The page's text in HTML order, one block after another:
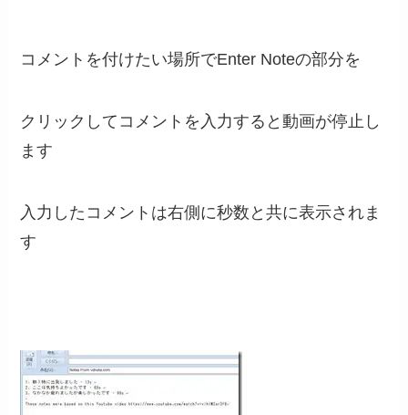
コメントを付けたい場所でEnter Noteの部分を
クリックしてコメントを入力すると動画が停止し
ます
入力したコメントは右側に秒数と共に表示されま
す